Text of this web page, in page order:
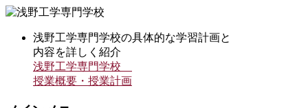
浅野工学専門学校の具体的な学習計画と
内容を詳しく紹介
浅野工学専門学校
授業概要・授業計画